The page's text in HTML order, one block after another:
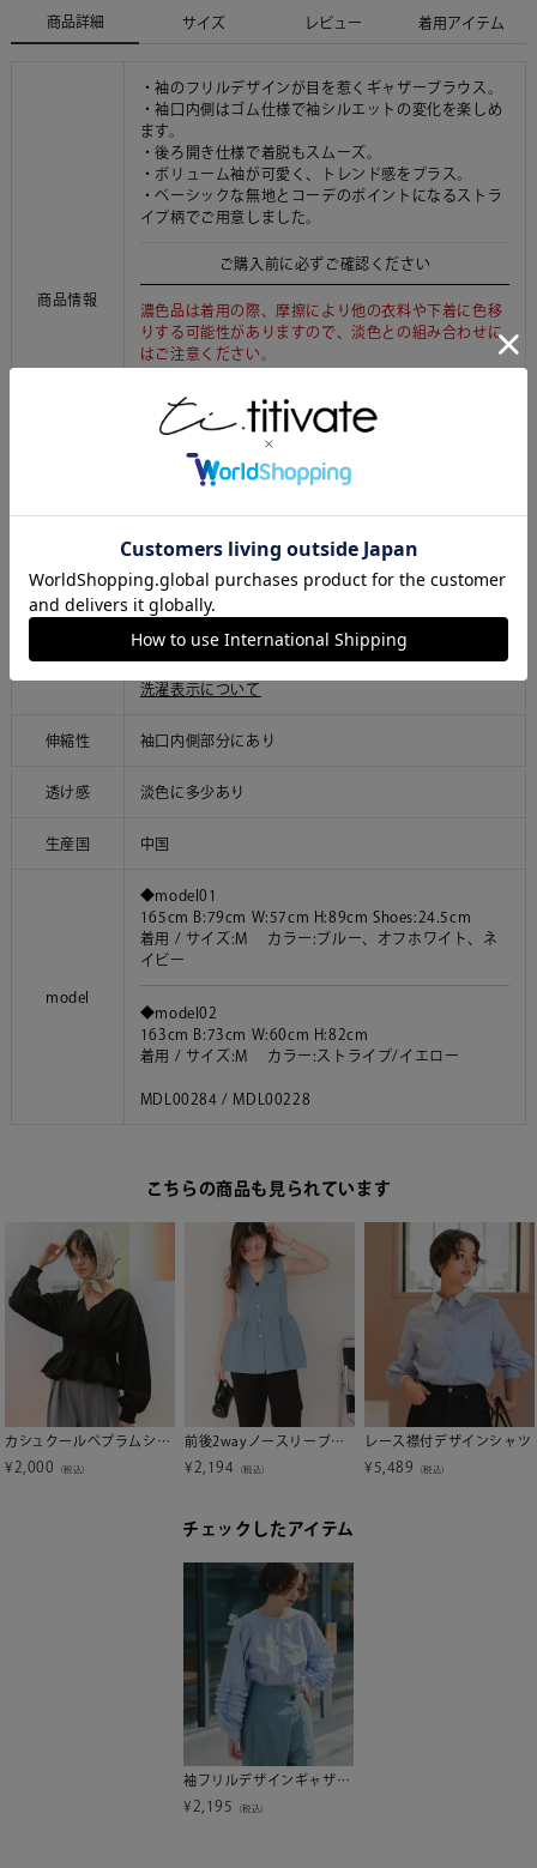
商品詳細 サイズ レビュー 着用アイテム
商品情報
・袖のフリルデザインが目を惹くギャザーブラウス。
・袖口内側はゴム仕様で袖シルエットの変化を楽しめ
ます。
・後ろ開き仕様で着脱もスムーズ。
・ボリューム袖が可愛く、トレンド感をプラス。
・ベーシックな無地とコーデのポイントになるストラ
イプ柄でご用意しました。
ご購入前に必ずご確認ください
濃色品は着用の際、摩擦により他の衣料や下着に色移
りする可能性がありますので、淡色との組み合わせに
はご注意ください。
とをお勧めします。
商品により、色落ち・色移りがある場合がございま
ご利用ガイドはこちら
素材
【無地】ポリエステル 80%、綿 20%
【ストライプ】ポリエステル 60%、綿 40%
洗濯表示
洗濯表示について
伸縮性 袖口内側部分にあり
透け感 淡色に多少あり
生産国 中国
model
◆model01
165cm B:79cm W:57cm H:89cm Shoes:24.5cm
着用 / サイズ:M カラー:ブルー、オフホワイト、ネ
イビー
◆model02
163cm B:73cm W:60cm H:82cm
着用 / サイズ:M カラー:ストライプ/イエロー
MDL00284 / MDL00228
こちらの商品も見られています
カシュクールペプラムショートトップス
¥ 2,000 （税込）
前後2wayノースリーブペプラムニットトップス
¥ 2,194 （税込）
レース襟付デザインシャツ
¥ 5,489 （税込）
チェックしたアイテム
袖フリルデザインギャザーブラウス
¥ 2,195 （税込）